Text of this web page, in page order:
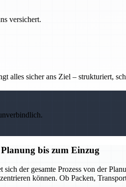
versichert.
alles sicher ans Ziel – strukturiert,
bis zum Einzug
der gesamte Prozess von der
können. Ob Packen,